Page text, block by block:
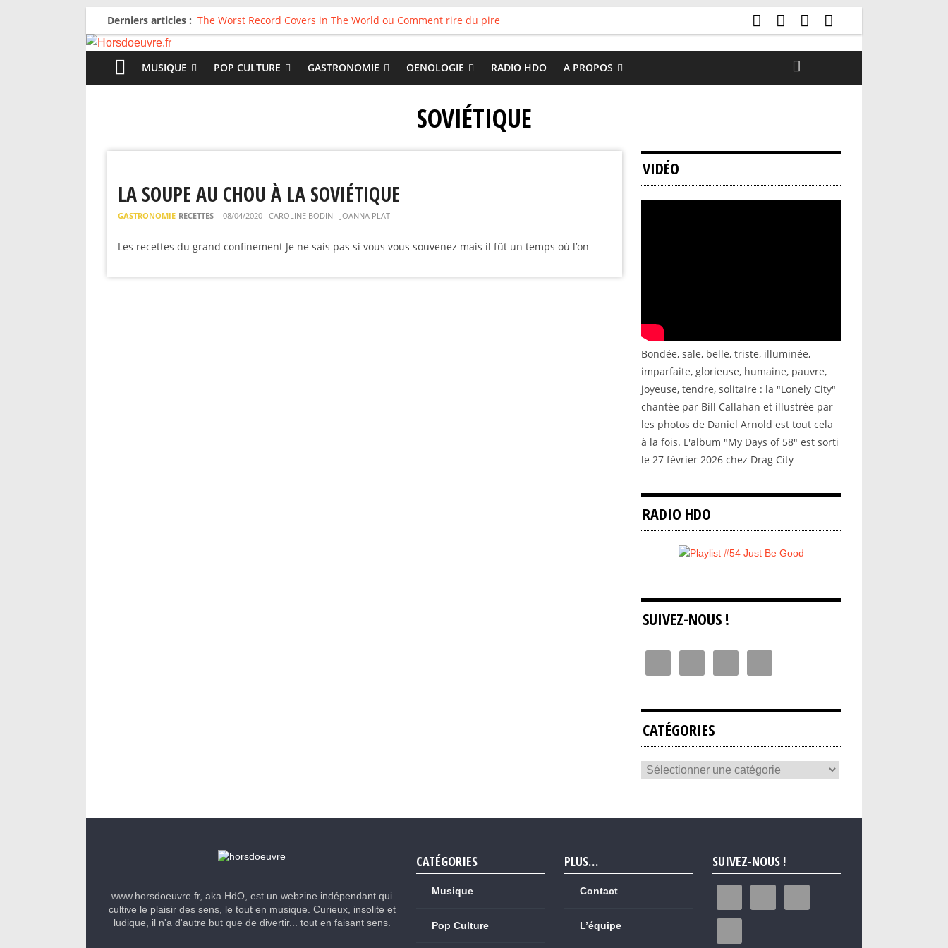
Derniers articles : The Worst Record Covers in The World ou Comment rire du pire
Avril 2026 : C’est dans les vieux pots qu’on fait les meilleurs loops !
Salvaation : Electro Ladyland
For The First Time, Again : Tyler Ballgame plie le game
Radio HDO #54 : Just be Good
MUSIQUE POP CULTURE GASTRONOMIE OENOLOGIE RADIO HDO A PROPOS
SOVIÉTIQUE
LA SOUPE AU CHOU À LA SOVIÉTIQUE
GASTRONOMIE RECETTES 08/04/2020 CAROLINE BODIN - JOANNA PLAT
Les recettes du grand confinement Je ne sais pas si vous vous souvenez mais il fût un temps où l’on
VIDÉO
Bondée, sale, belle, triste, illuminée,
imparfaite, glorieuse, humaine, pauvre,
joyeuse, tendre, solitaire : la "Lonely City"
chantée par Bill Callahan et illustrée par
les photos de Daniel Arnold est tout cela
à la fois. L'album "My Days of 58" est sorti
le 27 février 2026 chez Drag City
RADIO HDO
SUIVEZ-NOUS !
CATÉGORIES
www.horsdoeuvre.fr, aka HdO, est un webzine indépendant qui
cultive le plaisir des sens, le tout en musique. Curieux, insolite et
ludique, il n'a d'autre but que de divertir... tout en faisant sens.
CATÉGORIES
Musique
Pop Culture
PLUS…
Contact
L’équipe
SUIVEZ-NOUS !